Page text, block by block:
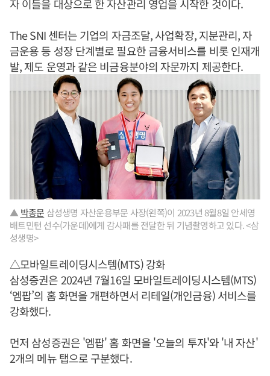
자 이들을 대상으로 한 자산관리 영업을 시작한 것이다.
The SNI 센터는 기업의 자금조달, 사업확장, 지분관리, 자
금운용 등 성장 단계별로 필요한 금융서비스를 비롯 인재개
발, 제도 운영과 같은 비금융분야의 자문까지 제공한다.
▲ 박종문 삼성생명 자산운용부문 사장(왼쪽)이 2023년 8월8일 안세영
배트민턴 선수(가운데)에게 감사패를 전달한 뒤 기념촬영하고 있다. <삼
성생명>
△모바일트레이딩시스템(MTS) 강화
삼성증권은 2024년 7월16일 모바일트레이딩시스템(MTS)
‘엠팝’의 홈 화면을 개편하면서 리테일(개인금융) 서비스를
강화했다.
먼저 삼성증권은 '엠팝' 홈 화면을 '오늘의 투자'와 '내 자산'
2개의 메뉴 탭으로 구분했다.